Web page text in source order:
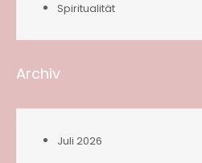
Spiritualität
Archiv
Juli 2026